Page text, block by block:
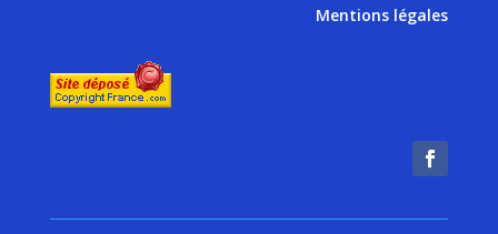
Mentions légales